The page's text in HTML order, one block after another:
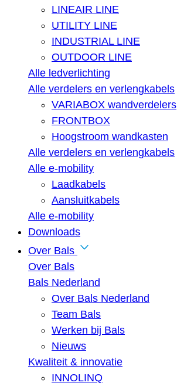
LINEAIR LINE
UTILITY LINE
INDUSTRIAL LINE
OUTDOOR LINE
Alle ledverlichting
Alle verdelers en verlengkabels
VARIABOX wandverdelers
FRONTBOX
Hoogstroom wandkasten
Alle verdelers en verlengkabels
Alle e-mobility
Laadkabels
Aansluitkabels
Alle e-mobility
Downloads
Over Bals
Over Bals
Bals Nederland
Over Bals Nederland
Team Bals
Werken bij Bals
Nieuws
Kwaliteit & innovatie
INNOLINQ